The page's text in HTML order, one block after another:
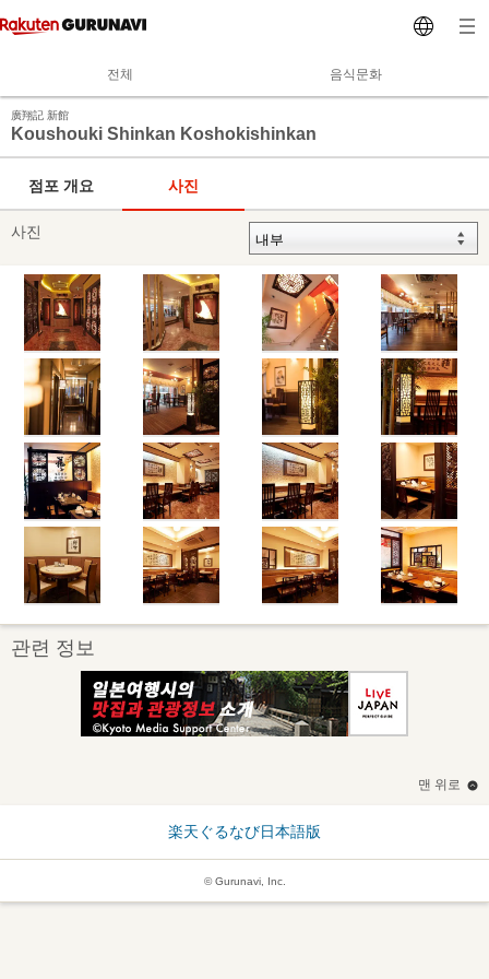
전체 음식문화
廣翔記 新館
Koushouki Shinkan Koshokishinkan
점포 개요 사진
사진
관련 정보
맨 위로
楽天ぐるなび日本語版
© Gurunavi, Inc.